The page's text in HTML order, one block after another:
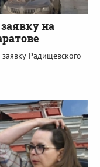
на
Радищевского